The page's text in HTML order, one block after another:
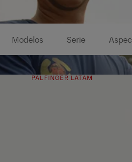
Modelos Serie
PALFINGER LATAM